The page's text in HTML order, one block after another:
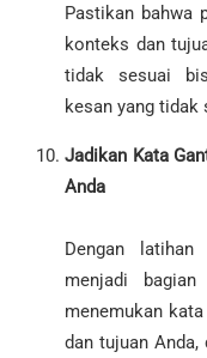
Pastikan bahwa
konteks dan
tidak sesuai
kesan yang tidak
Jadikan Kata
Anda
Dengan
menjadi
menemukan
dan tujuan